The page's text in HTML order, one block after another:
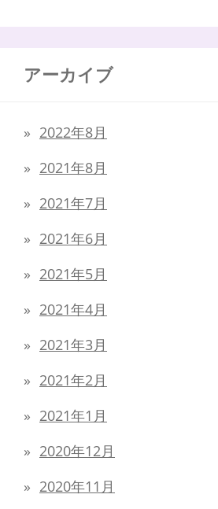
アーカイブ
2022年8月
2021年8月
2021年7月
2021年6月
2021年5月
2021年4月
2021年3月
2021年2月
2021年1月
2020年12月
2020年11月